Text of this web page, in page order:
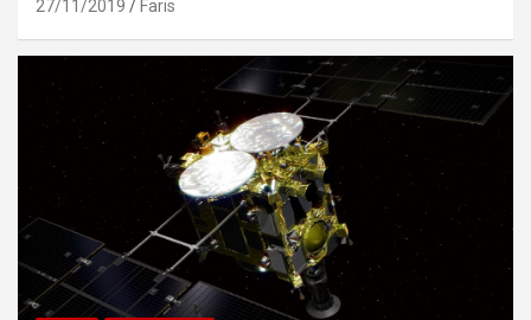
27/11/2019 Faris